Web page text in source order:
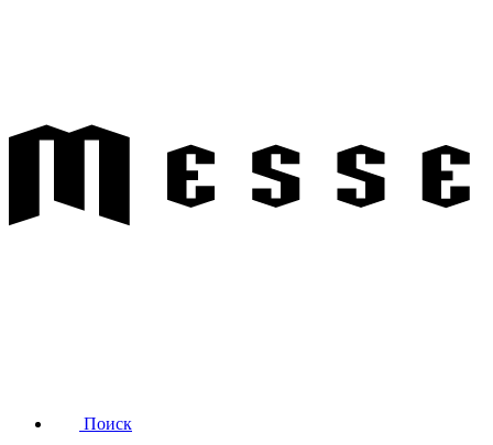
Поиск